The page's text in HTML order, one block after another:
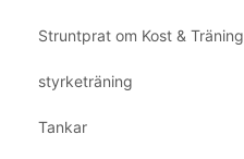
Struntprat om Kost & Träning
styrketräning
Tankar